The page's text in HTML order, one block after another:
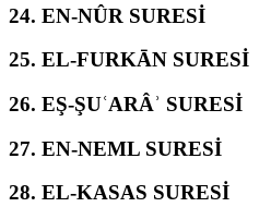
24. EN-NÛR SURESİ
25. EL-FURKĀN SURESİ
26. EŞ-ŞUʿARÂʾ SURESİ
27. EN-NEML SURESİ
28. EL-KASAS SURESİ